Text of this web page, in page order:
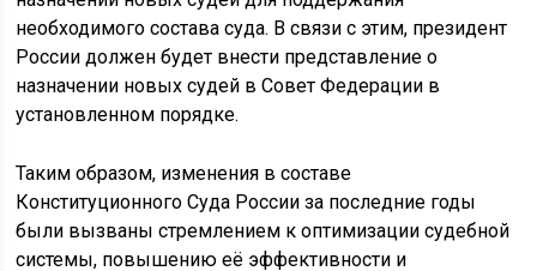
необходимого состава суда. В связи с этим, президент
России должен будет внести представление о
назначении новых судей в Совет Федерации в
установленном порядке.
Таким образом, изменения в составе
Конституционного Суда России за последние годы
были вызваны стремлением к оптимизации судебной
системы, повышению её эффективности и